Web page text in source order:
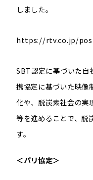
しました。
https://rtv.co.jp/
SBT認定に基づいた自
携協定に基づいた映像
化や、脱炭素社会の実
等を進めることで、脱
す。
＜パリ協定＞